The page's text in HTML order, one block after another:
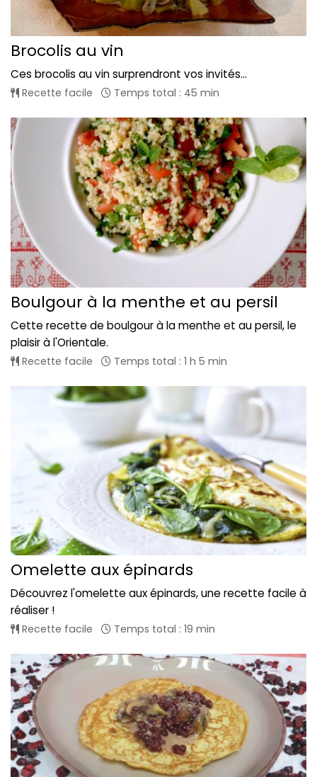
Brocolis au vin
Ces brocolis au vin surprendront vos invités...
Recette facile Temps total : 45 min
Boulgour à la menthe et au persil
Cette recette de boulgour à la menthe et au persil, le
plaisir à l'Orientale.
Recette facile Temps total : 1 h 5 min
Omelette aux épinards
Découvrez l'omelette aux épinards, une recette facile à
réaliser !
Recette facile Temps total : 19 min